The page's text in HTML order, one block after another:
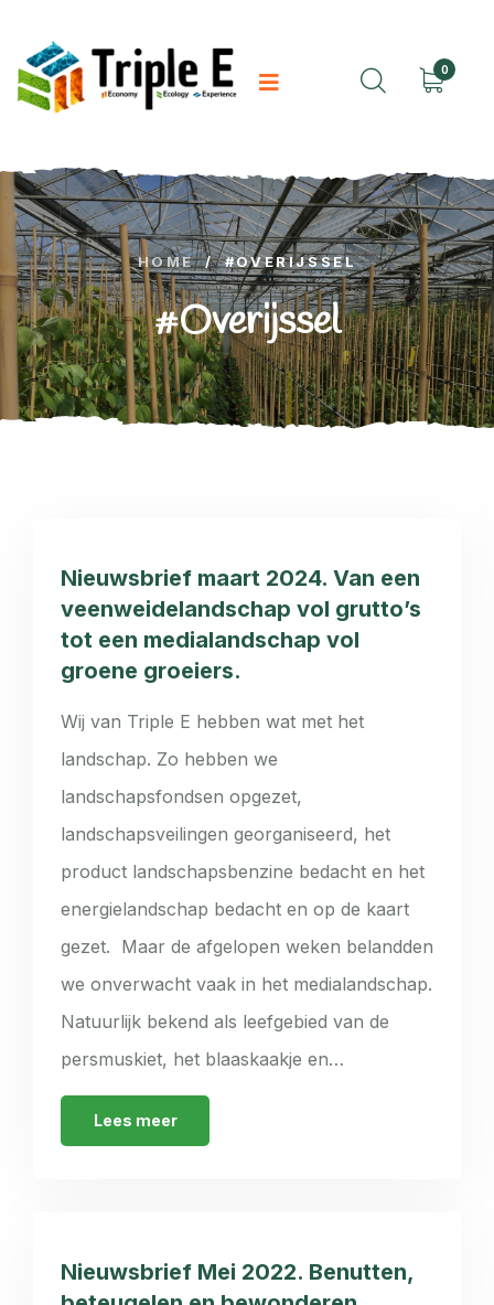
0
HOME / #OVERIJSSEL
#Overijssel
Nieuwsbrief maart 2024. Van een
veenweidelandschap vol grutto’s
tot een medialandschap vol
groene groeiers.
Wij van Triple E hebben wat met het
landschap. Zo hebben we
landschapsfondsen opgezet,
landschapsveilingen georganiseerd, het
product landschapsbenzine bedacht en het
energielandschap bedacht en op de kaart
gezet. Maar de afgelopen weken belandden
we onverwacht vaak in het medialandschap.
Natuurlijk bekend als leefgebied van de
persmuskiet, het blaaskaakje en…
Lees meer
Nieuwsbrief Mei 2022. Benutten,